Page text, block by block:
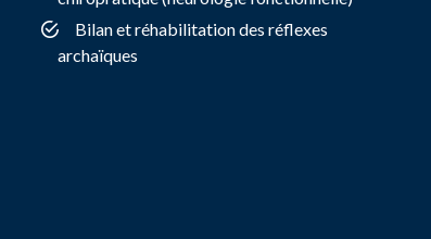
Bilan et réhabilitation des réflexes
archaïques